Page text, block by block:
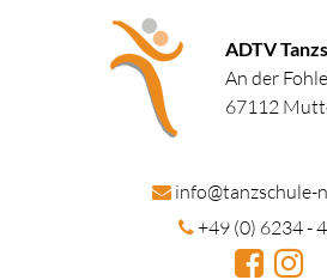
ADTV
An der
67112
info@tanzschule-
+49 (0) 6234 -